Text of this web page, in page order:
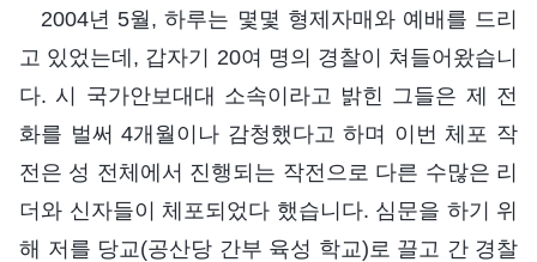
2004년 5월, 하루는 몇몇 형제자매와 예배를 드리
고 있었는데, 갑자기 20여 명의 경찰이 쳐들어왔습니
다. 시 국가안보대대 소속이라고 밝힌 그들은 제 전
화를 벌써 4개월이나 감청했다고 하며 이번 체포 작
전은 성 전체에서 진행되는 작전으로 다른 수많은 리
더와 신자들이 체포되었다 했습니다. 심문을 하기 위
해 저를 당교(공산당 간부 육성 학교)로 끌고 간 경찰